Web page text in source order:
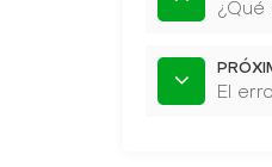
¿Qué
El